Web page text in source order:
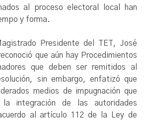
al proceso electoral local han
y forma.
Presidente del TET, José
que aún hay Procedimientos
que deben ser remitidos al
sin embargo, enfatizó que
medios de impugnación que
integración de las autoridades
al artículo 112 de la Ley de